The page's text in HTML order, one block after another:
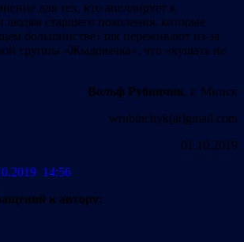
для тех, кто апеллирует к
людям старшего поколения, которые
большинстве) так переживают из-за
группы «Жыдовачка», что «кушать не
Вольф Рубинчик, г. Минск
wrubinchyk[at]gmail.com
01.10.2019
14:56
к автору: